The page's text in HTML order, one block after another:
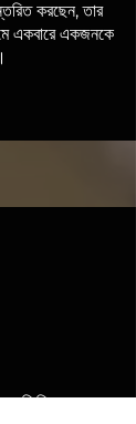
করছেন, তার
একবারে একজনকে
৫জিজি,